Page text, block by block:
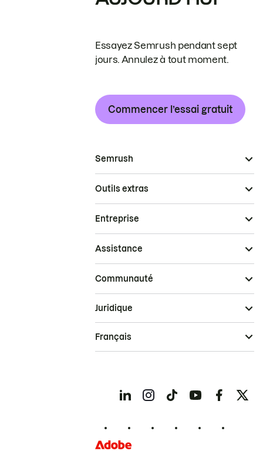
Essayez Semrush pendant sept
jours. Annulez à tout moment.
Commencer l’essai gratuit
Semrush
Outils extras
Entreprise
Assistance
Communauté
Juridique
Français